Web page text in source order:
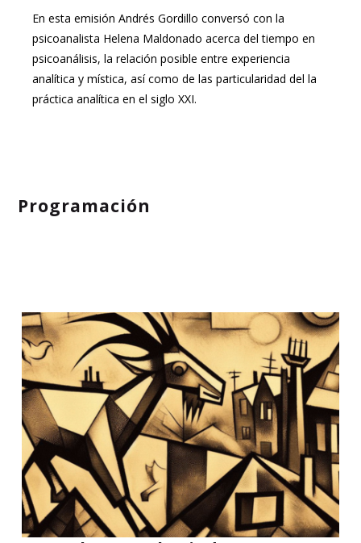
En esta emisión Andrés Gordillo conversó con la
psicoanalista Helena Maldonado acerca del tiempo en
psicoanálisis, la relación posible entre experiencia
analítica y mística, así como de las particularidad del la
práctica analítica en el siglo XXI.
Programación